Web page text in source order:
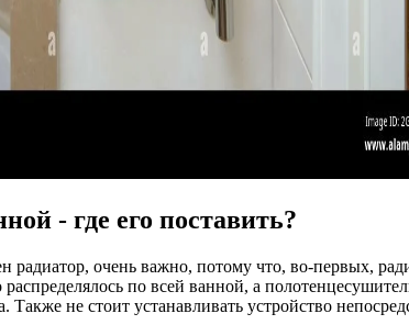
- где его поставить?
радиатор, очень важно, потому что, во-первых,
распределялось по всей ванной, а
не стоит устанавливать устройство